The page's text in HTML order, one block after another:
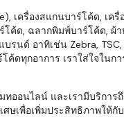
เครื่องสแกนบาร์โค้ด, เค
ค้ด, ฉลากพิมพ์บาร์โค้ด,
อาทิเช่น Zebra, TSC,
ทุกอาการ เราใส่ใจใน
อนไลน์ และเรามีบริการ
เพื่อเพิ่มประสิทธิภาพให้กั